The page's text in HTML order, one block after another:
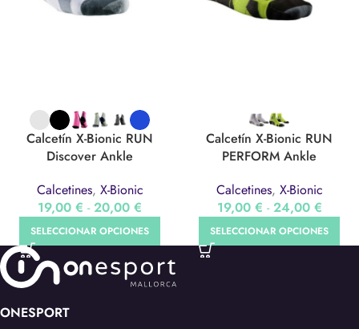
Calcetín X-Bionic RUN
Discover Ankle
Calcetines, X-Bionic
19,00 € - 20,00 €
SELECCIONAR OPCIONES
Calcetín X-Bionic RUN
PERFORM Ankle
Calcetines, X-Bionic
19,00 € - 24,00 €
SELECCIONAR OPCIONES
ONESPORT